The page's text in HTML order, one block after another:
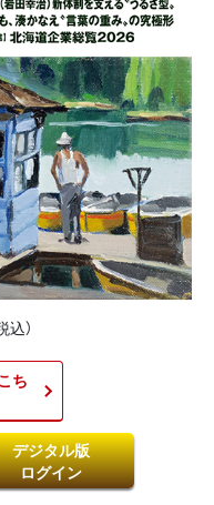
）
ち
デジタル版
ログイン